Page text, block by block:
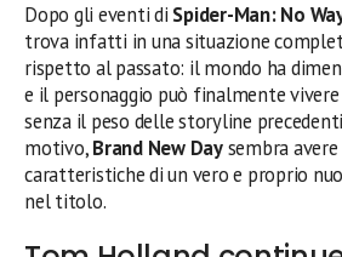
Dopo gli eventi di Spider-Man: No
trova infatti in una situazione
rispetto al passato: il mondo ha
e il personaggio può finalmente
senza il peso delle storyline
motivo,Brand New Daysembra
caratteristiche di un vero e proprio
nel titolo.